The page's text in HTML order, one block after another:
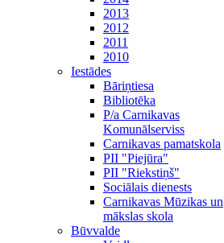
2013
2012
2011
2010
Iestādes
Bāriņtiesa
Bibliotēka
P/a Carnikavas
Komunālserviss
Carnikavas pamatskola
PII "Piejūra"
PII "Riekstiņš"
Sociālais dienests
Carnikavas Mūzikas un
mākslas skola
Būvvalde